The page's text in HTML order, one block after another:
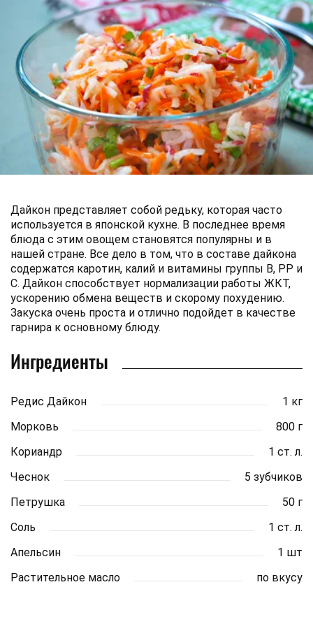
Дайкон представляет собой редьку, которая часто
используется в японской кухне. В последнее время
блюда с этим овощем становятся популярны и в
нашей стране. Все дело в том, что в составе дайкона
содержатся каротин, калий и витамины группы В, РР и
С. Дайкон способствует нормализации работы ЖКТ,
ускорению обмена веществ и скорому похудению.
Закуска очень проста и отлично подойдет в качестве
гарнира к основному блюду.
Ингредиенты
Редис Дайкон
1 кг
Морковь
800 г
Кориандр
1 ст. л.
Чеснок
5 зубчиков
Петрушка
50 г
Соль
1 ст. л.
Апельсин
1 шт
Растительное масло
по вкусу